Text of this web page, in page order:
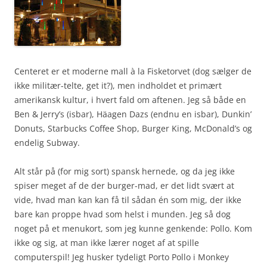
Centeret er et moderne mall à la Fisketorvet (dog sælger de
ikke militær-telte, get it?), men indholdet et primært
amerikansk kultur, i hvert fald om aftenen. Jeg så både en
Ben & Jerry’s (isbar), Häagen Dazs (endnu en isbar), Dunkin’
Donuts, Starbucks Coffee Shop, Burger King, McDonald’s og
endelig Subway.
Alt står på (for mig sort) spansk hernede, og da jeg ikke
spiser meget af de der burger-mad, er det lidt svært at
vide, hvad man kan kan få til sådan én som mig, der ikke
bare kan proppe hvad som helst i munden. Jeg så dog
noget på et menukort, som jeg kunne genkende: Pollo. Kom
ikke og sig, at man ikke lærer noget af at spille
computerspil! Jeg husker tydeligt Porto Pollo i Monkey